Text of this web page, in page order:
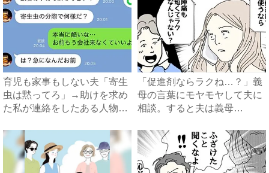
育児も家事もしない夫「寄生
虫は黙ってろ」→助けを求め
た私が連絡をしたある人物と
「促進剤ならラクね…？」義
母の言葉にモヤモヤして夫に
相談。すると夫は義母